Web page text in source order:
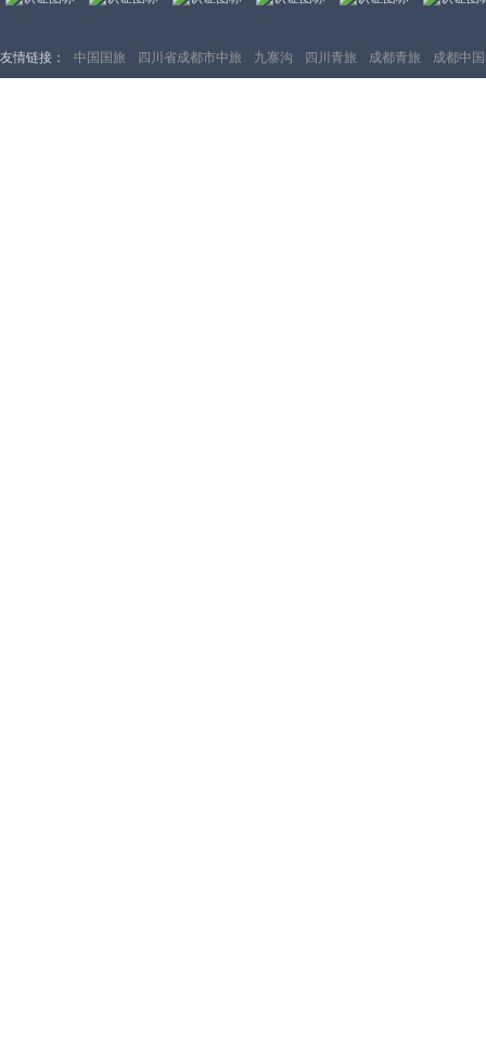
友情链接： 中国国旅 四川省成都市中旅 九寨沟 四川青旅 成都青旅 成都中